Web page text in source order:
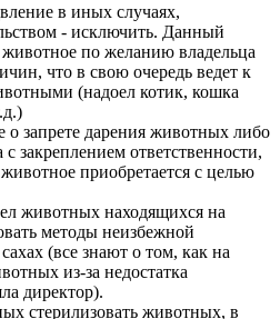
в иных случаях,
- исключить. Данный
по желанию владельца
что в свою очередь ведет к
(надоел котик, кошка
о запрете дарения животных либо
закреплением ответственности,
приобретается с целью
животных находящихся на
методы неизбежной
(все знают о том, как на
из-за недостатка
директор).
стерилизовать животных, в